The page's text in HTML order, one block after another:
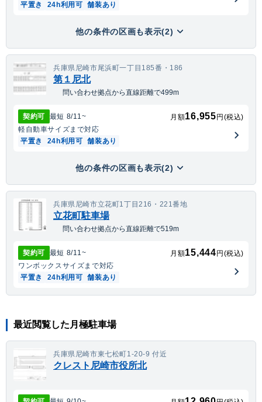
平置き
24h利用可 舗装あり
他の条件の区画も表示(2)
兵庫県尼崎市尾浜町一丁目185番・186
第１尼北
問い合わせ拠点から直線距離で499m
契約可 最短 8/11~ 月額16,955 円(税込)
軽自動車サイズまで対応
平置き
24h利用可 舗装あり
他の条件の区画も表示(2)
兵庫県尼崎市立花町1丁目216・221番地
立花町駐車場
問い合わせ拠点から直線距離で519m
契約可 最短 8/11~ 月額15,444 円(税込)
ワンボックスサイズまで対応
平置き
24h利用可 舗装あり
最近閲覧した月極駐車場
兵庫県尼崎市東七松町1-20-9 付近
クレスト尼崎市役所北